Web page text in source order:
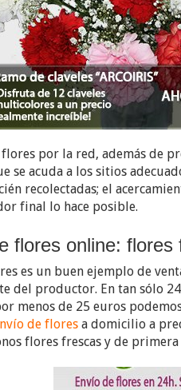
flores por la red, además de
se acuda a los sitios
recolectadas; el
final lo hace posible.
flores online:
es un buen ejemplo de
del productor. En tan sólo
menos de 25 euros
de floresa domicilio a
flores frescas y de